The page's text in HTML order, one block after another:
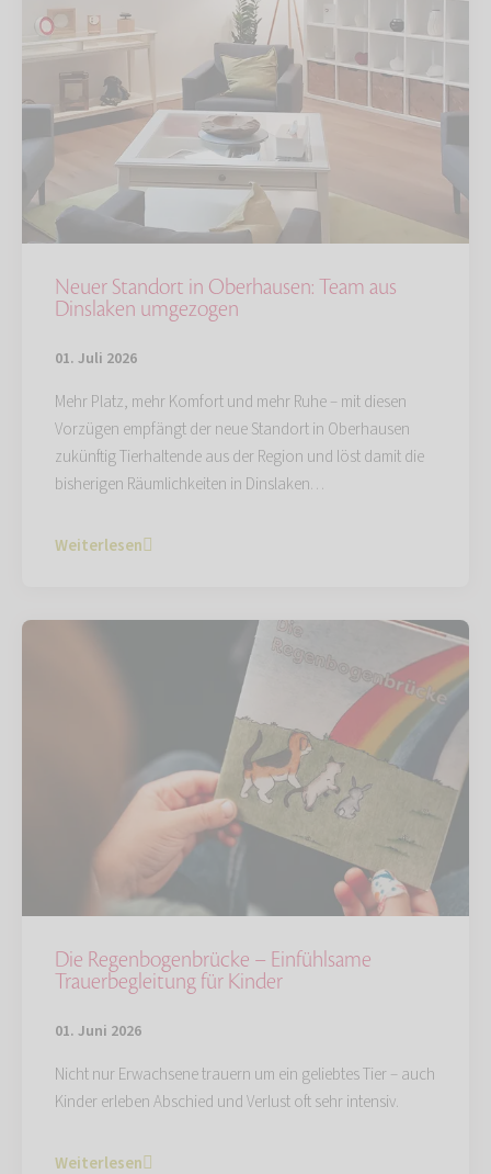
Neuer Standort in Oberhausen: Team aus
Dinslaken umgezogen
01. Juli 2026
Mehr Platz, mehr Komfort und mehr Ruhe – mit diesen
Vorzügen empfängt der neue Standort in Oberhausen
zukünftig Tierhaltende aus der Region und löst damit die
bisherigen Räumlichkeiten in Dinslaken…
Weiterlesen
Die Regenbogenbrücke – Einfühlsame
Trauerbegleitung für Kinder
01. Juni 2026
Nicht nur Erwachsene trauern um ein geliebtes Tier – auch
Kinder erleben Abschied und Verlust oft sehr intensiv.
Weiterlesen